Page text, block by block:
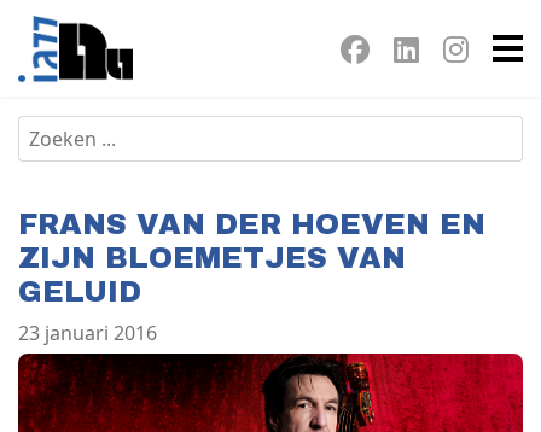
FRANS VAN DER HOEVEN EN
ZIJN BLOEMETJES VAN
GELUID
23 januari 2016